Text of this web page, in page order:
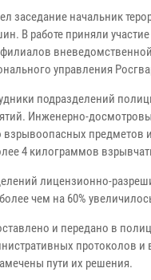
заседание начальник
В работе приняли
управления
подразделений
Инженерно-
предметов
4 килограммов
лицензионно-
чем на 60%
и передано в
протоколов
пути их решения.